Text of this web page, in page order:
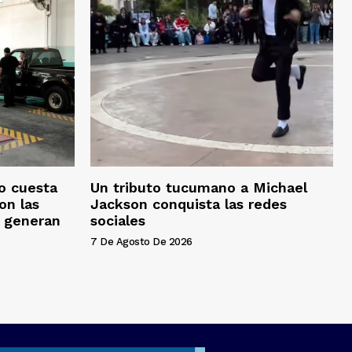
cuesta
las
Un tributo tucumano a Michael
Jackson conquista las redes
sociales
7 De Agosto De 2026